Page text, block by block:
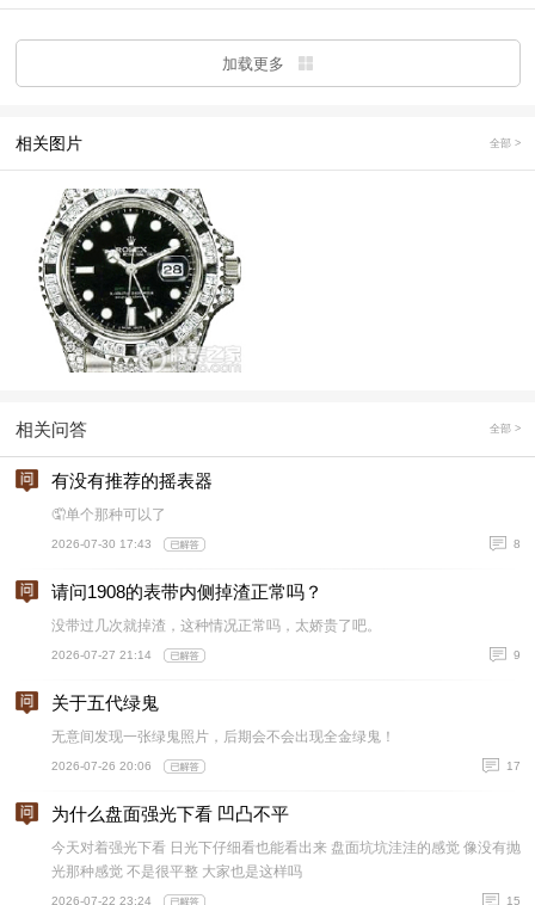
加载更多
相关图片 全部 >
相关问答 全部 >
有没有推荐的摇表器
🤦单个那种可以了
2026-07-30 17:43 8
请问1908的表带内侧掉渣正常吗？
没带过几次就掉渣，这种情况正常吗，太娇贵了吧。
2026-07-27 21:14 9
关于五代绿鬼
无意间发现一张绿鬼照片，后期会不会出现全金绿鬼！
2026-07-26 20:06 17
为什么盘面强光下看 凹凸不平
今天对着强光下看 日光下仔细看也能看出来 盘面坑坑洼洼的感觉 像没有抛
光那种感觉 不是很平整 大家也是这样吗
2026-07-22 23:24 15